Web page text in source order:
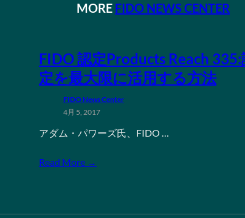
MORE FIDO NEWS CENTER
FIDO 認定Products Reach 335:
定を最大限に活用する方法
FIDO News Center
4月 5, 2017
アダム・パワーズ氏、FIDO …
Read More →